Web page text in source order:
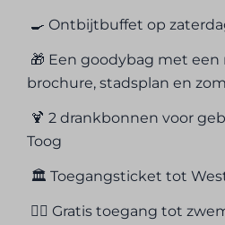
🍳 Ontbijtbuffet op
🎁 Een goodybag met een
brochure, stadsplan en
🍹 2 drankbonnen voor
Toog
🏛️ Toegangsticket tot
🏊‍♂️ Gratis toegang tot